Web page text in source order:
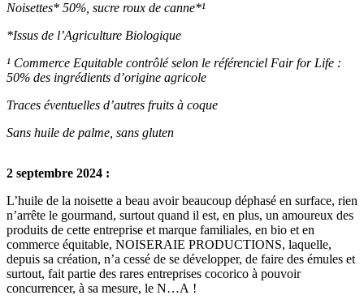
Noisettes* 50%, sucre roux de canne*¹
*Issus de l’Agriculture Biologique
¹ Commerce Equitable contrôlé selon le référenciel Fair for Life :
50% des ingrédients d’origine agricole
Traces éventuelles d’autres fruits à coque
Sans huile de palme, sans gluten
2 septembre 2024 :
L’huile de la noisette a beau avoir beaucoup déphasé en surface, rien
n’arrête le gourmand, surtout quand il est, en plus, un amoureux des
produits de cette entreprise et marque familiales, en bio et en
commerce équitable, NOISERAIE PRODUCTIONS, laquelle,
depuis sa création, n’a cessé de se développer, de faire des émules et
surtout, fait partie des rares entreprises cocorico à pouvoir
concurrencer, à sa mesure, le N…A !